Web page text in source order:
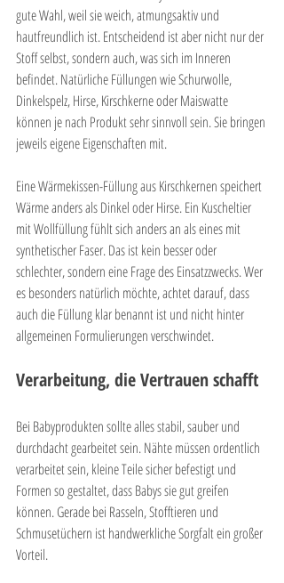
gute Wahl, weil sie weich, atmungsaktiv und
hautfreundlich ist. Entscheidend ist aber nicht nur der
Stoff selbst, sondern auch, was sich im Inneren
befindet. Natürliche Füllungen wie Schurwolle,
Dinkelspelz, Hirse, Kirschkerne oder Maiswatte
können je nach Produkt sehr sinnvoll sein. Sie bringen
jeweils eigene Eigenschaften mit.
Eine Wärmekissen-Füllung aus Kirschkernen speichert
Wärme anders als Dinkel oder Hirse. Ein Kuscheltier
mit Wollfüllung fühlt sich anders an als eines mit
synthetischer Faser. Das ist kein besser oder
schlechter, sondern eine Frage des Einsatzzwecks. Wer
es besonders natürlich möchte, achtet darauf, dass
auch die Füllung klar benannt ist und nicht hinter
allgemeinen Formulierungen verschwindet.
Verarbeitung, die Vertrauen schafft
Bei Babyprodukten sollte alles stabil, sauber und
durchdacht gearbeitet sein. Nähte müssen ordentlich
verarbeitet sein, kleine Teile sicher befestigt und
Formen so gestaltet, dass Babys sie gut greifen
können. Gerade bei Rasseln, Stofftieren und
Schmusetüchern ist handwerkliche Sorgfalt ein großer
Vorteil.